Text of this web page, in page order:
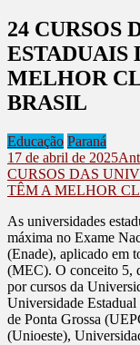
24 CURSOS
ESTADUAIS
MELHOR
BRASIL
Educação Paraná
17 de abril de 2025
CURSOS DAS
TÊM A MELHOR
As universidades
máxima no Exame
(Enade), aplicado em
(MEC). O conceito 5,
por cursos da
Universidade
de Ponta Grossa
(Unioeste),